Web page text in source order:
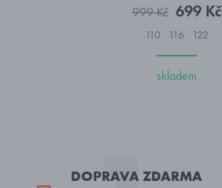
999 Kč 699 Kč
110 116 122
skladem
DOPRAVA ZDARMA